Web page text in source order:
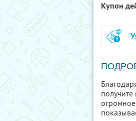
Купон